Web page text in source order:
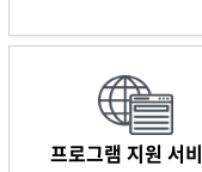
프로그램 지원 서